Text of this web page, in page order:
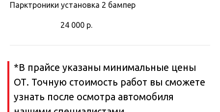
Парктроники установка 2 бампер
24 000 р.